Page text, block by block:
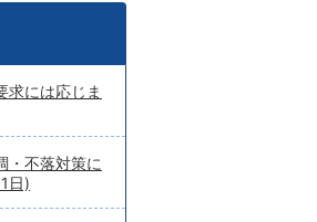
求には応じま
・不落対策に
日)